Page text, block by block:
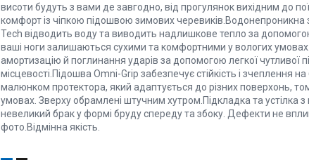
висоти будуть з вами де завгодно, від прогулянок вихідним до
комфорт із чіпкою підошвою зимових
Tech відводить воду та виводить надлишкове тепло за
ваші ноги залишаються сухими та комфортними у вологих
амортизацію й поглинання ударів за допомогою легкої чутливої
місцевості.Підошва Omni-Grip забезпечує стійкість і зчеплення
малюнком протектора, який адаптується до різних поверхонь,
умовах. Зверху обрамлені штучним хутром.Підкладка та устілка
невеликий брак у формі бруду спереду та збоку. Дефекти не
фото.Відмінна якість.